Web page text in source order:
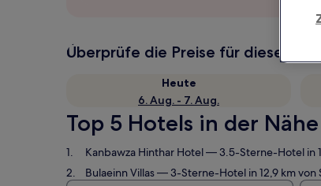
Überprüfe die Preise für diese Daten
Heute
6. Aug. - 7. Aug.
Top 5 Hotels in der
Kanbawza Hinthar Hotel— 3.5-Sterne-Hotel in
Bulaeinn Villas— 3-Sterne-Hotel in 12,9 km